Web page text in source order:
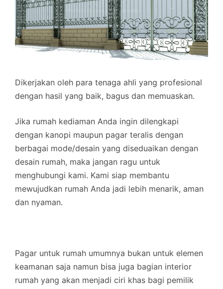
Dikerjakan oleh para tenaga ahli yang profesional
dengan hasil yang baik, bagus dan memuaskan.
Jika rumah kediaman Anda ingin dilengkapi
dengan kanopi maupun pagar teralis dengan
berbagai mode/desain yang diseduaikan dengan
desain rumah, maka jangan ragu untuk
menghubungi kami. Kami siap membantu
mewujudkan rumah Anda jadi lebih menarik, aman
dan nyaman.
Pagar untuk rumah umumnya bukan untuk elemen
keamanan saja namun bisa juga bagian interior
rumah yang akan menjadi ciri khas bagi pemilik